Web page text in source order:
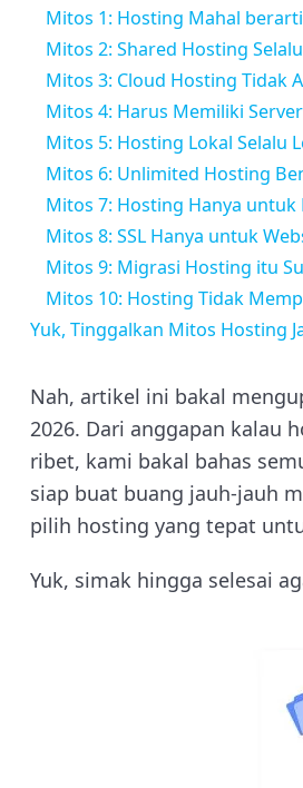
Mitos 1: Hosting Mahal
Mitos 2: Shared Hosting
Mitos 3: Cloud Hosting Tidak
Mitos 4: Harus Memiliki
Mitos 5: Hosting Lokal Selalu
Mitos 6: Unlimited Hosting
Mitos 7: Hosting Hanya untuk
Mitos 8: SSL Hanya untuk
Mitos 9: Migrasi Hosting itu
Mitos 10: Hosting Tidak
Yuk, Tinggalkan Mitos Hosting
Nah, artikel ini bakal
2026. Dari anggapan kalau
ribet, kami bakal bahas
siap buat buang jauh-jauh
pilih hosting yang tepat
Yuk, simak hingga selesai